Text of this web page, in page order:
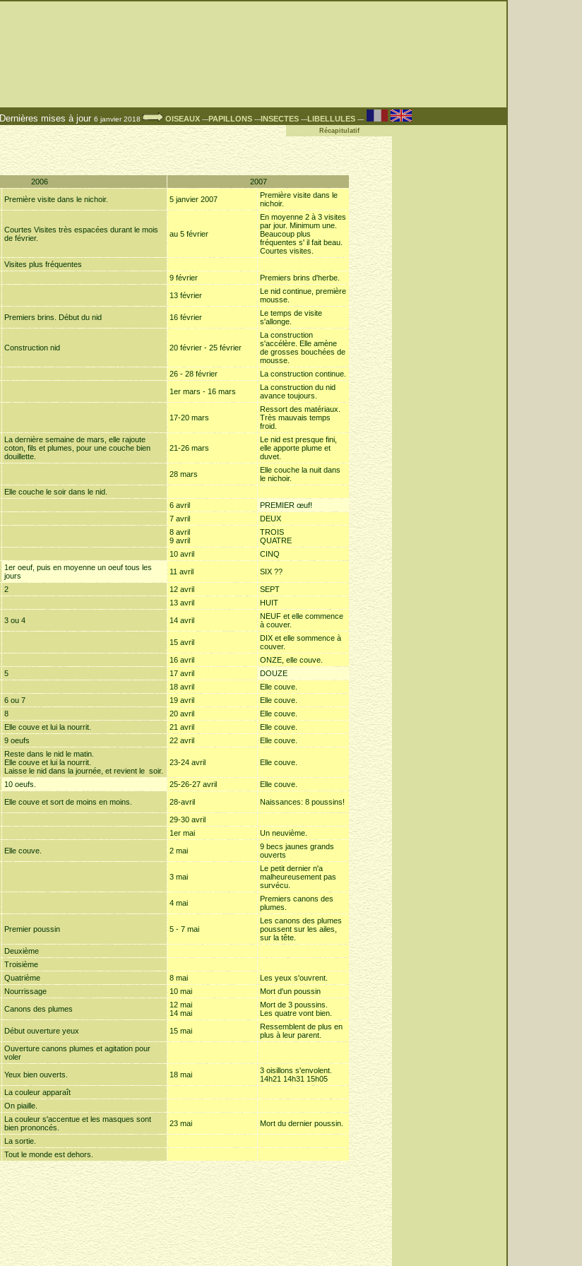
Dernières mises à jour 6 janvier 2018 OISEAUX ---PAPILLONS ---INSECTES ---LIBELLULES ---
Récapitulatif
2006 2007
Première visite dans le nichoir. 5 janvier 2007
Première visite dans le
nichoir.
Courtes Visites très espacées durant le mois
de février.
au 5 février
En moyenne 2 à 3 visites
par jour. Minimum une.
Beaucoup plus
fréquentes s' il fait beau.
Courtes visites.
Visites plus fréquentes
9 février
Premiers brins d'herbe.
13 février
Le nid continue, première
mousse.
Premiers brins. Début du nid 16 février
Le temps de visite
s'allonge.
Construction nid 20 février - 25 février
La construction
s'accélère. Elle amène
de grosses bouchées de
mousse.
26 - 28 février
La construction continue.
1er mars - 16 mars
La construction du nid
avance toujours.
17-20 mars
Ressort des matériaux.
Très mauvais temps
froid.
La dernière semaine de mars, elle rajoute
coton, fils et plumes, pour une couche bien
douillette.
21-26 mars
Le nid est presque fini,
elle apporte plume et
duvet.
28 mars
Elle couche la nuit dans
le nichoir.
Elle couche le soir dans le nid.
6 avril
PREMIER œuf!
7 avril
DEUX
8 avril
9 avril
TROIS
QUATRE
10 avril
CINQ
1er oeuf, puis en moyenne un oeuf tous les
jours
11 avril SIX ??
2 12 avril
SEPT
13 avril
HUIT
3 ou 4 14 avril
NEUF et elle commence
à couver.
15 avril
DIX et elle sommence à
couver.
16 avril
ONZE, elle couve.
5 17 avril
DOUZE
18 avril
Elle couve.
6 ou 7 19 avril
Elle couve.
8 20 avril
Elle couve.
Elle couve et lui la nourrit. 21 avril
Elle couve.
9 oeufs 22 avril Elle couve.
Reste dans le nid le matin.
Elle couve et lui la nourrit.
Laisse le nid dans la journée, et revient le soir.
23-24 avril Elle couve.
10 oeufs. 25-26-27 avril
Elle couve.
Elle couve et sort de moins en moins. 28-avril Naissances: 8 poussins!
29-30 avril
1er mai
Un neuvième.
Elle couve. 2 mai
9 becs jaunes grands
ouverts
3 mai
Le petit dernier n'a
malheureusement pas
survécu.
4 mai
Premiers canons des
plumes.
Premier poussin 5 - 7 mai
Les canons des plumes
poussent sur les ailes,
sur la tête.
Deuxième
Troisième
Quatrième 8 mai
Les yeux s'ouvrent.
Nourrissage 10 mai Mort d'un poussin
Canons des plumes
12 mai
14 mai
Mort de 3 poussins.
Les quatre vont bien.
Début ouverture yeux 15 mai
Ressemblent de plus en
plus à leur parent.
Ouverture canons plumes et agitation pour
voler
Yeux bien ouverts. 18 mai
3 oisillons s'envolent.
14h21 14h31 15h05
La couleur apparaît
On piaille.
La couleur s'accentue et les masques sont
bien prononcés.
23 mai Mort du dernier poussin.
La sortie.
Tout le monde est dehors.